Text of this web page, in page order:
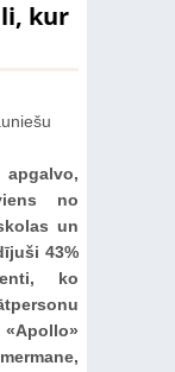
kur
apgalvo,
no
un
43%
ko